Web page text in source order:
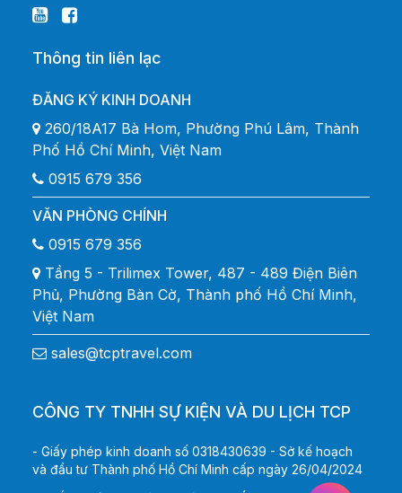
Thông tin liên lạc
ĐĂNG KÝ KINH DOANH
260/18A17 Bà Hom, Phường Phú Lâm, Thành
Phố Hồ Chí Minh, Việt Nam
0915 679 356
VĂN PHÒNG CHÍNH
0915 679 356
Tầng 5 - Trilimex Tower, 487 - 489 Điện Biên
Phủ, Phường Bàn Cờ, Thành phố Hồ Chí Minh,
Việt Nam
sales@tcptravel.com
CÔNG TY TNHH SỰ KIỆN VÀ DU LỊCH TCP
- Giấy phép kinh doanh số 0318430639 - Sở kế hoạch
và đầu tư Thành phố Hồ Chí Minh cấp ngày 26/04/2024